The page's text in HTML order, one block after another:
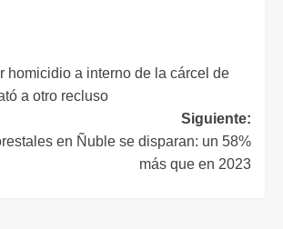
homicidio a interno de la cárcel de
a otro recluso
Siguiente:
en Ñuble se disparan: un 58%
más que en 2023